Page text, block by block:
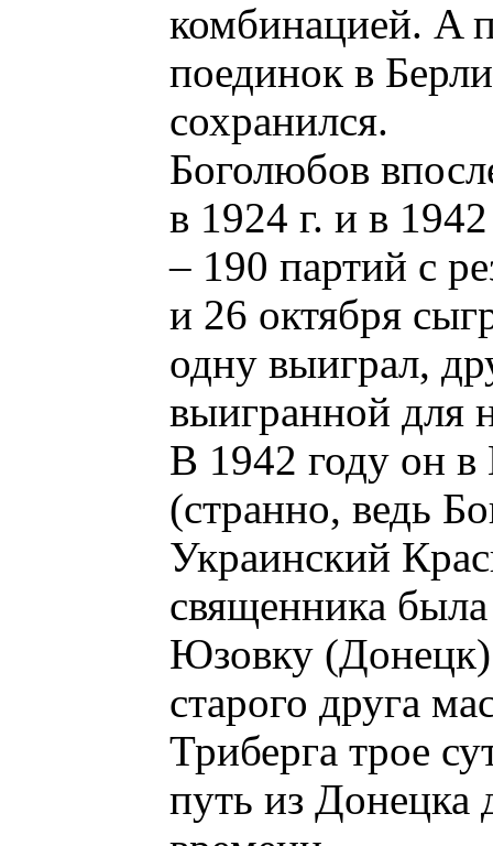
комбинацией. A
поединок в
сохранился.
Боголюбов
в 1924 г. и в
– 190 партий с
и 26 октября
одну выиграл,
выигранной для
В 1942 году он в
(странно, ведь
Украинский
священника
Юзовку (Донецк)
старого друга
Триберга трое
путь из Донецка